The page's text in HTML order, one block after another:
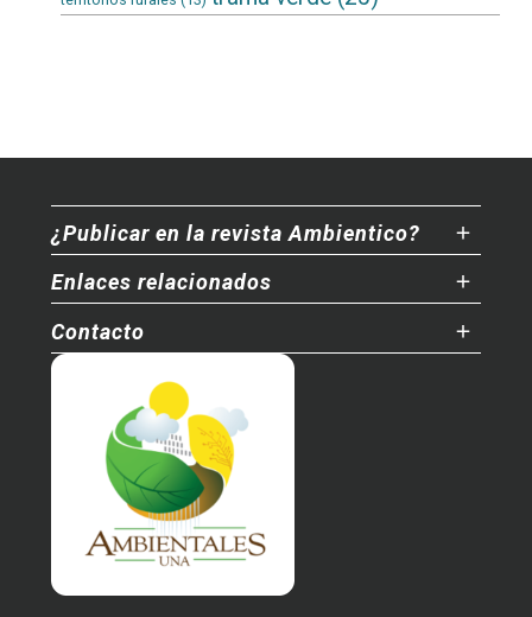
¿Publicar en la revista Ambientico?
Enlaces relacionados
Contacto